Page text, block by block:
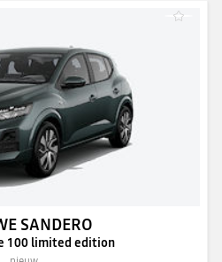
SANDERO
100 limited edition